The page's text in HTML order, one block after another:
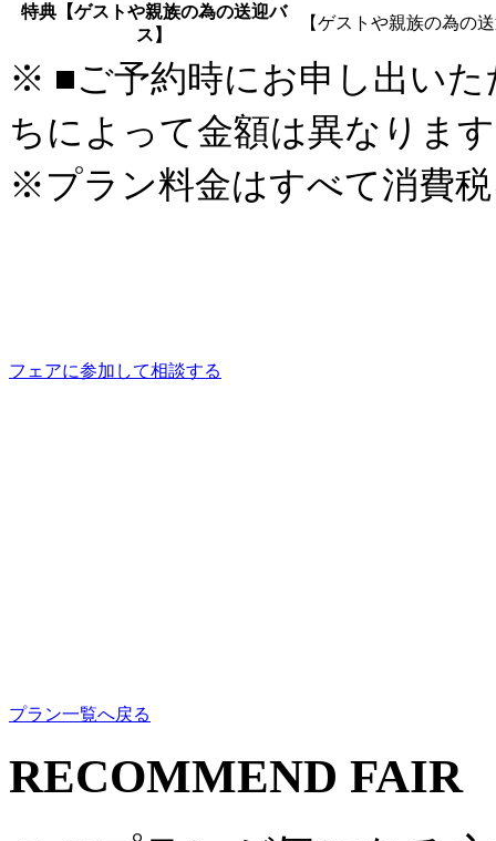
特典【ゲストや親族の為の送迎バ
ス】
【ゲストや親族の為の
※ ■ご予約時にお申し出い
ちによって金額は異なりま
※プラン料金はすべて消費
フェアに参加して相談する
プラン一覧へ戻る
RECOMMEND FAIR